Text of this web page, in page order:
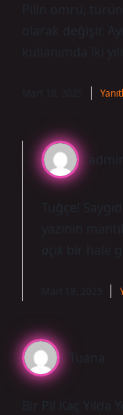
Pilin ömrü,
olarak değişir.
kullanımda iki
Tuğçe!
yazının
açık
bir hale
Tuana
Bir Pil Kaç